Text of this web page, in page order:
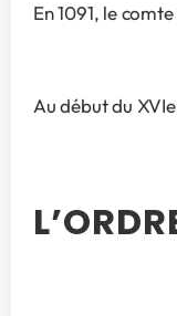
En 1091, le
Au début du